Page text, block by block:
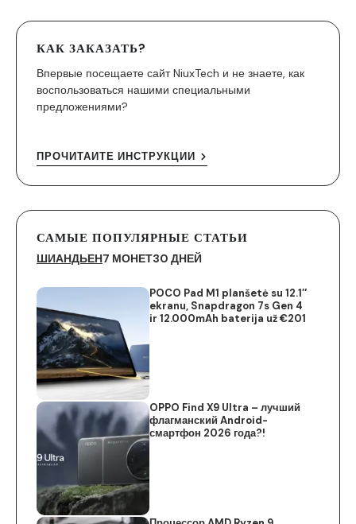
КАК ЗАКАЗАТЬ?
Впервые посещаете сайт NiuxTech и не знаете, как
воспользоваться нашими специальными
предложениями?
ПРОЧИТАЙТЕ ИНСТРУКЦИИ
САМЫЕ ПОПУЛЯРНЫЕ СТАТЬИ
ШИАНДЬЕН7 МОНЕТ30 ДНЕЙ
POCO Pad M1 planšetė su 12.1″
ekranu, Snapdragon 7s Gen 4
ir 12.000mAh baterija už €201
OPPO Find X9 Ultra – лучший
флагманский Android-
смартфон 2026 года?!